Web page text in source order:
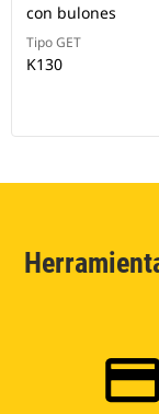
con bulones
Tipo GET
K130